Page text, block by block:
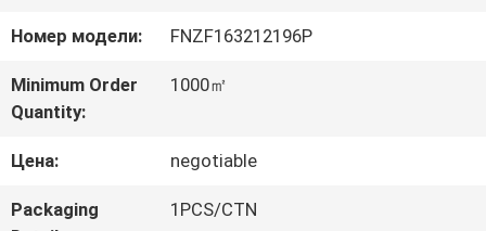
ЗАВОДУ
КОНТРОЛЬ
КАЧЕСТВА
Номер модели: FNZF163212196P
Minimum Order
Quantity:
1000㎡
Цена: negotiable
Packaging
1PCS/CTN